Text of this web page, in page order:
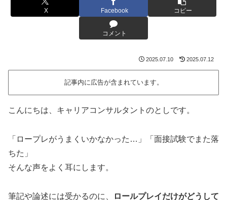
X Facebook コピー
コメント
2025.07.10 2025.07.12
記事内に広告が含まれています。
こんにちは、キャリアコンサルタントのとしです。
「ロープレがうまくいかなかった…」「面接試験でまた落
ちた」
そんな声をよく耳にします。
筆記や論述には受かるのに、
ロールプレイだけがどうして